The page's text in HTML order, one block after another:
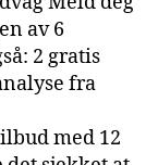
av 6
2 gratis
fra
med 12